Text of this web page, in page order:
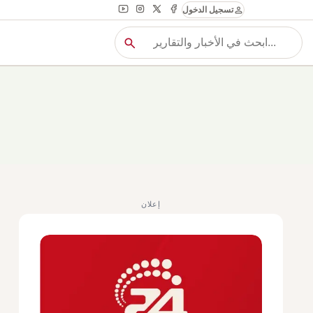
personتسجيل الدخول
بحث search
إعلان